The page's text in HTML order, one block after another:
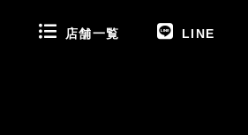
店舗一覧 LINE